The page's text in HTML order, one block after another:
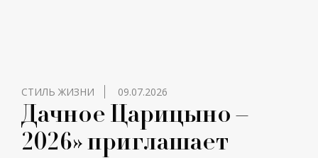
СТИЛЬ ЖИЗНИ 09.07.2026
Дачное Царицыно –
2026» приглашает